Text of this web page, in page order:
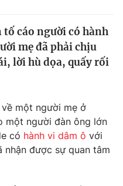
cáo người có hành
mẹ đã phải chịu
lời hù dọa, quấy rối
một người mẹ ở
một người đàn ông lớn
có hành vi dâm ô với
được sự quan tâm